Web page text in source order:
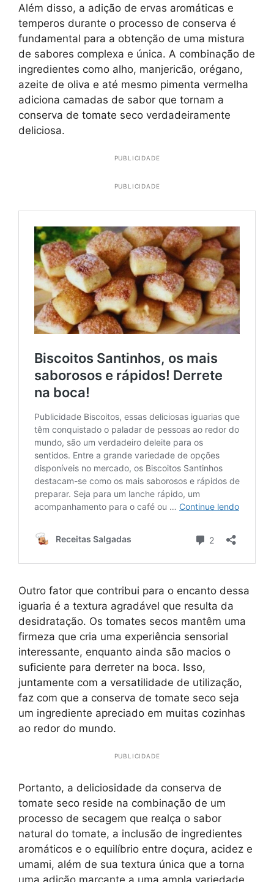
Além disso, a adição de ervas aromáticas e
temperos durante o processo de conserva é
fundamental para a obtenção de uma mistura
de sabores complexa e única. A combinação de
ingredientes como alho, manjericão, orégano,
azeite de oliva e até mesmo pimenta vermelha
adiciona camadas de sabor que tornam a
conserva de tomate seco verdadeiramente
deliciosa.
PUBLICIDADE
PUBLICIDADE
Outro fator que contribui para o encanto dessa
iguaria é a textura agradável que resulta da
desidratação. Os tomates secos mantêm uma
firmeza que cria uma experiência sensorial
interessante, enquanto ainda são macios o
suficiente para derreter na boca. Isso,
juntamente com a versatilidade de utilização,
faz com que a conserva de tomate seco seja
um ingrediente apreciado em muitas cozinhas
ao redor do mundo.
PUBLICIDADE
Portanto, a deliciosidade da conserva de
tomate seco reside na combinação de um
processo de secagem que realça o sabor
natural do tomate, a inclusão de ingredientes
aromáticos e o equilíbrio entre doçura, acidez e
umami, além de sua textura única que a torna